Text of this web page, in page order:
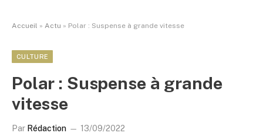
Accueil » Actu » Polar : Suspense à grande vitesse
CULTURE
Polar : Suspense à grande
vitesse
Par Rédaction 13/09/2022